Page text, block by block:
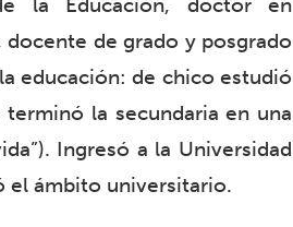
de grado y posgrado
educación: de chico estudió
la secundaria en una
Ingresó a la Universidad
el ámbito universitario.